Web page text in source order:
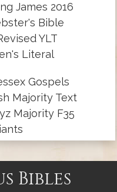
James 2016
Bible
YLT
Literal
Gospels
Majority Text
Majority F35
Bibles